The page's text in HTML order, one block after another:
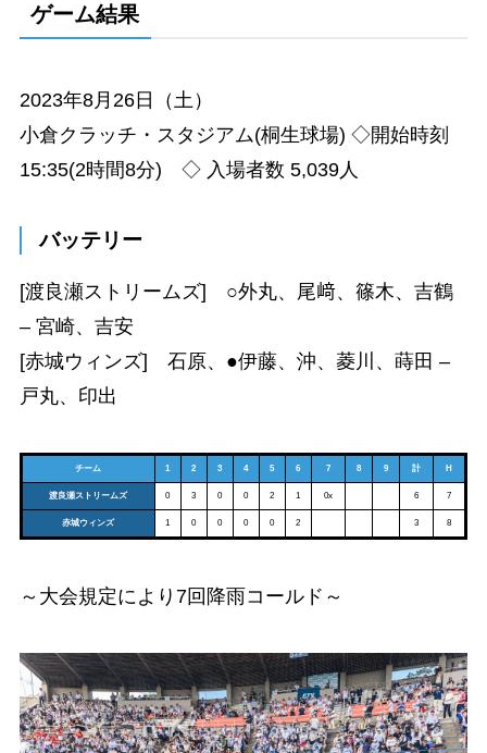
ゲーム結果
2023年8月26日（土）
小倉クラッチ・スタジアム(桐生球場) ◇開始時刻
15:35(2時間8分) ◇ 入場者数 5,039人
バッテリー
[渡良瀬ストリームズ] ○外丸、尾﨑、篠木、吉鶴
– 宮崎、吉安
[赤城ウィンズ] 石原、●伊藤、沖、菱川、蒔田 –
戸丸、印出
チーム 1 2 3 4 5 6 7 8 9 計 H
渡良瀬ストリームズ 0 3 0 0 2 1 0x 6 7
赤城ウィンズ 1 0 0 0 0 2 3 8
～大会規定により7回降雨コールド～